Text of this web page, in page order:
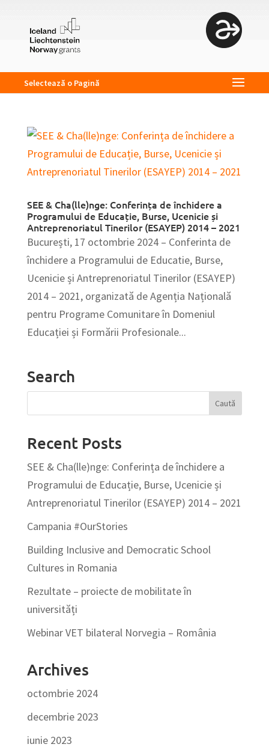
Selectează o Pagină
SEE & Cha(lle)nge: Conferința de închidere a
Programului de Educație, Burse, Ucenicie și
Antreprenoriatul Tinerilor (ESAYEP) 2014 – 2021
București, 17 octombrie 2024 – Conferinta de
închidere a Programului de Educatie, Burse,
Ucenicie și Antreprenoriatul Tinerilor (ESAYEP)
2014 – 2021, organizată de Agenția Națională
pentru Programe Comunitare în Domeniul
Educației și Formării Profesionale...
Search
Recent Posts
SEE & Cha(lle)nge: Conferința de închidere a
Programului de Educație, Burse, Ucenicie și
Antreprenoriatul Tinerilor (ESAYEP) 2014 – 2021
Campania #OurStories
Building Inclusive and Democratic School
Cultures in Romania
Rezultate – proiecte de mobilitate în
universități
Webinar VET bilateral Norvegia – România
Archives
octombrie 2024
decembrie 2023
iunie 2023